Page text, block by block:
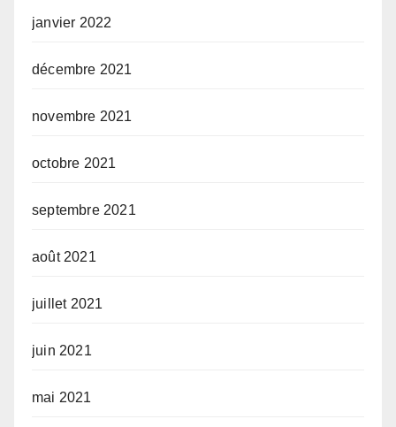
janvier 2022
décembre 2021
novembre 2021
octobre 2021
septembre 2021
août 2021
juillet 2021
juin 2021
mai 2021